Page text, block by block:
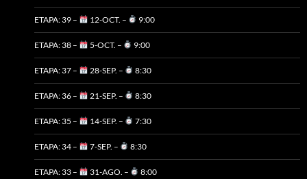
ETAPA: 39 – 12-OCT. – 9:00
ETAPA: 38 – 5-OCT. – 9:00
ETAPA: 37 – 28-SEP. – 8:30
ETAPA: 36 – 21-SEP. – 8:30
ETAPA: 35 – 14-SEP. – 7:30
ETAPA: 34 – 7-SEP. – 8:30
ETAPA: 33 – 31-AGO. – 8:00